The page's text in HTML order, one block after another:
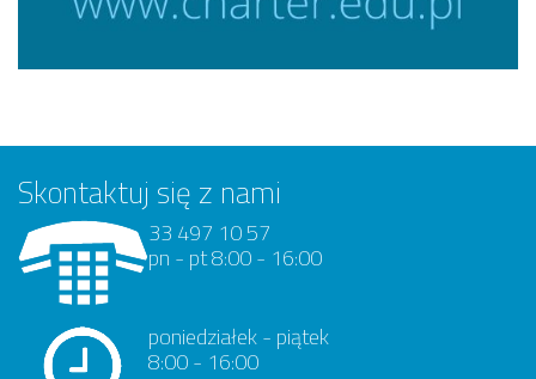
Skontaktuj się z nami
33 497 10 57
pn - pt 8:00 - 16:00
poniedziałek - piątek
8:00 - 16:00